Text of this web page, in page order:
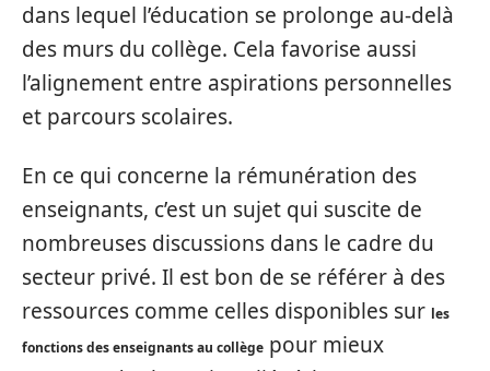
dans lequel l’éducation se prolonge au-delà
des murs du collège. Cela favorise aussi
l’alignement entre aspirations personnelles
et parcours scolaires.
En ce qui concerne la rémunération des
enseignants, c’est un sujet qui suscite de
nombreuses discussions dans le cadre du
secteur privé. Il est bon de se référer à des
ressources comme celles disponibles sur les
fonctions des enseignants au collège pour mieux